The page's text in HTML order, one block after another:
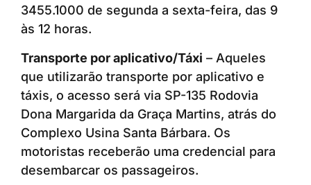
3455.1000 de segunda a sexta-feira, das 9
às 12 horas.
Transporte por aplicativo/Táxi – Aqueles
que utilizarão transporte por aplicativo e
táxis, o acesso será via SP-135 Rodovia
Dona Margarida da Graça Martins, atrás do
Complexo Usina Santa Bárbara. Os
motoristas receberão uma credencial para
desembarcar os passageiros.